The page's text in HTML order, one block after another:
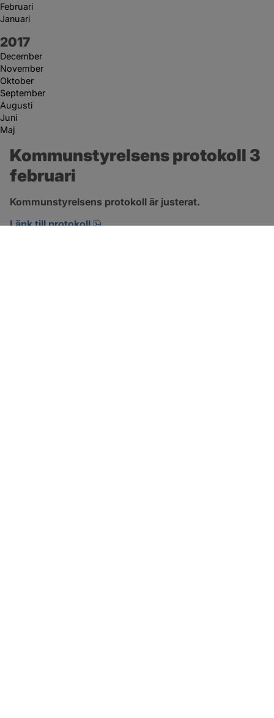
Februari
Januari
År:
2017
December
November
Oktober
September
Augusti
Juni
Maj
Kommunstyrelsens protokoll 3
februari
Kommunstyrelsens protokoll är justerat.
Länk till protokoll
pdf, 394.7 kB, öppnas i nytt fönster.